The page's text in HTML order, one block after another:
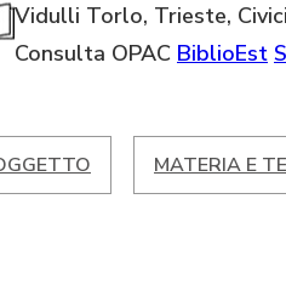
Vidulli Torlo, Trieste,
Consulta OPAC BiblioEst
MATERIA E